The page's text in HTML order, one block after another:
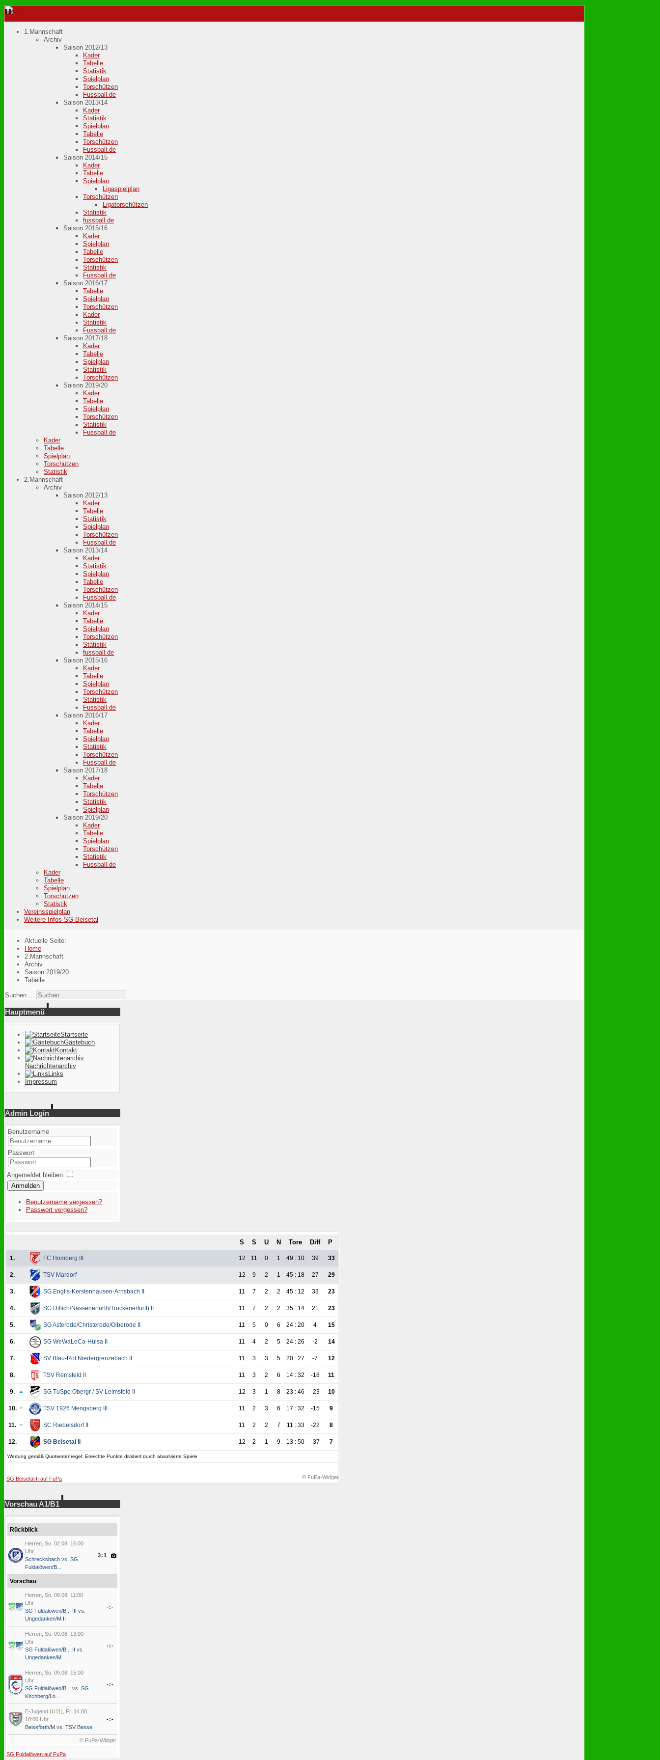
1.Mannschaft
Archiv
Saison 2012/13
Kader
Tabelle
Statistik
Spielplan
Torschützen
Fussball.de
Saison 2013/14
Kader
Statistik
Spielplan
Tabelle
Torschützen
Fussball.de
Saison 2014/15
Kader
Tabelle
Spielplan
Ligaspielplan
Torschützen
Ligatorschützen
Statistik
fussball.de
Saison 2015/16
Kader
Spielplan
Tabelle
Torschützen
Statistik
Fussball.de
Saison 2016/17
Tabelle
Spielplan
Torschützen
Kader
Statistik
Fussball.de
Saison 2017/18
Kader
Tabelle
Spielplan
Statistik
Torschützen
Saison 2019/20
Kader
Tabelle
Spielplan
Torschützen
Statistik
Fussball.de
Kader
Tabelle
Spielplan
Torschützen
Statistik
2.Mannschaft
Archiv
Saison 2012/13
Kader
Tabelle
Statistik
Spielplan
Torschützen
Fussball.de
Saison 2013/14
Kader
Statistik
Spielplan
Tabelle
Torschützen
Fussball.de
Saison 2014/15
Kader
Tabelle
Spielplan
Torschützen
Statistik
fussball.de
Saison 2015/16
Kader
Tabelle
Spielplan
Torschützen
Statistik
Fussball.de
Saison 2016/17
Kader
Tabelle
Spielplan
Statistik
Torschützen
Fussball.de
Saison 2017/18
Kader
Tabelle
Torschützen
Statistik
Spielplan
Saison 2019/20
Kader
Tabelle
Spielplan
Torschützen
Statistik
Fussball.de
Kader
Tabelle
Spielplan
Torschützen
Statistik
Vereinsspielplan
Weitere Infos SG Beisetal
Aktuelle Seite:
Home
2.Mannschaft
Archiv
Saison 2019/20
Tabelle
Suchen ...
Hauptmenü
Startseite
Gästebuch
Kontakt
Nachrichtenarchiv
Links
Impressum
Admin Login
Benutzername
Passwort
Angemeldet bleiben
Anmelden
Benutzername vergessen?
Passwort vergessen?
S S U N Tore Diff P
1. FC Homberg III 12 11 0 1 49 : 10 39 33
2. TSV Mardorf 12 9 2 1 45 : 18 27 29
3. SG Englis-Kerstenhausen-Arnsbach II 11 7 2 2 45 : 12 33 23
4. SG Dillich/Nassenerfurth/Trockenerfurth II 11 7 2 2 35 : 14 21 23
5. SG Asterode/Christerode/Olberode II 11 5 0 6 24 : 20 4 15
6. SG WeWaLeCa-Hülsa II 11 4 2 5 24 : 26 -2 14
7. SV Blau-Rot Niedergrenzebach II 11 3 3 5 20 : 27 -7 12
8. TSV Remsfeld II 11 3 2 6 14 : 32 -18 11
9. SG TuSpo Obergr / SV Leimsfeld II 12 3 1 8 23 : 46 -23 10
10. TSV 1926 Mengsberg III 11 2 3 6 17 : 32 -15 9
11. SC Riebelsdorf II 11 2 2 7 11 : 33 -22 8
12. SG Beisetal II 12 2 1 9 13 : 50 -37 7
Wertung gemäß Quotientenregel: Erreichte Punkte dividiert durch absolvierte Spiele
© FuPa-Widget
SG Beisetal II auf FuPa
Vorschau A1/B1
Rückblick
Herren, So. 02.08. 15:00
Uhr
Schrecksbach vs. SG
Fuldalöwen/B...
3:1
Vorschau
Herren, So. 09.08. 11:00
Uhr
SG Fuldalöwen/B... III
vs.
Ungedanken/M II
-:-
Herren, So. 09.08. 13:00
Uhr
SG Fuldalöwen/B... II
vs.
Ungedanken/M
-:-
Herren, So. 09.08. 15:00
Uhr
SG Fuldalöwen/B...
vs. SG
Kirchberg/Lo...
-:-
E-Jugend (U11), Fr. 14.08.
18:00 Uhr
Beiseförth/M vs. TSV Besse
-:-
© FuPa-Widget
SG Fuldalöwen auf FuPa